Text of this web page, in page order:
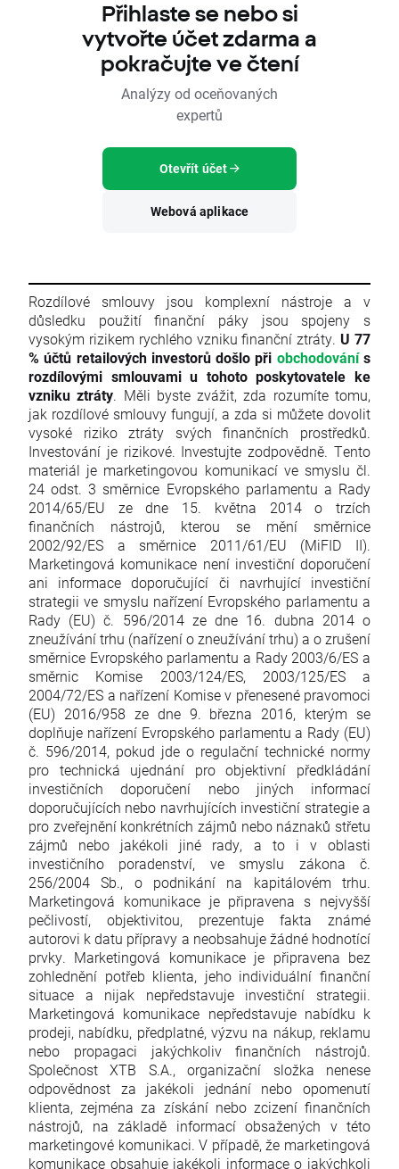
Přihlaste se nebo si
vytvořte účet zdarma a
pokračujte ve čtení
Analýzy od oceňovaných
expertů
Otevřít účet
Webová aplikace
Rozdílové smlouvy jsou komplexní nástroje a v
důsledku použití finanční páky jsou spojeny s
vysokým rizikem rychlého vzniku finanční ztráty. U 77
% účtů retailových investorů došlo při obchodovánís
rozdílovými smlouvami u tohoto poskytovatele ke
vzniku ztráty. Měli byste zvážit, zda rozumíte tomu,
jak rozdílové smlouvy fungují, a zda si můžete dovolit
vysoké riziko ztráty svých finančních prostředků.
Investování je rizikové. Investujte zodpovědně. Tento
materiál je marketingovou komunikací ve smyslu čl.
24 odst. 3 směrnice Evropského parlamentu a Rady
2014/65/EU ze dne 15. května 2014 o trzích
finančních nástrojů, kterou se mění směrnice
2002/92/ES a směrnice 2011/61/EU (MiFID II).
Marketingová komunikace není investiční doporučení
ani informace doporučující či navrhující investiční
strategii ve smyslu nařízení Evropského parlamentu a
Rady (EU) č. 596/2014 ze dne 16. dubna 2014 o
zneužívání trhu (nařízení o zneužívání trhu) a o zrušení
směrnice Evropského parlamentu a Rady 2003/6/ES a
směrnic Komise 2003/124/ES, 2003/125/ES a
2004/72/ES a nařízení Komise v přenesené pravomoci
(EU) 2016/958 ze dne 9. března 2016, kterým se
doplňuje nařízení Evropského parlamentu a Rady (EU)
č. 596/2014, pokud jde o regulační technické normy
pro technická ujednání pro objektivní předkládání
investičních doporučení nebo jiných informací
doporučujících nebo navrhujících investiční strategie a
pro zveřejnění konkrétních zájmů nebo náznaků střetu
zájmů nebo jakékoli jiné rady, a to i v oblasti
investičního poradenství, ve smyslu zákona č.
256/2004 Sb., o podnikání na kapitálovém trhu.
Marketingová komunikace je připravena s nejvyšší
pečlivostí, objektivitou, prezentuje fakta známé
autorovi k datu přípravy a neobsahuje žádné hodnotící
prvky. Marketingová komunikace je připravena bez
zohlednění potřeb klienta, jeho individuální finanční
situace a nijak nepředstavuje investiční strategii.
Marketingová komunikace nepředstavuje nabídku k
prodeji, nabídku, předplatné, výzvu na nákup, reklamu
nebo propagaci jakýchkoliv finančních nástrojů.
Společnost XTB S.A., organizační složka nenese
odpovědnost za jakékoli jednání nebo opomenutí
klienta, zejména za získání nebo zcizení finančních
nástrojů, na základě informací obsažených v této
marketingové komunikaci. V případě, že marketingová
komunikace obsahuje jakékoli informace o jakýchkoli